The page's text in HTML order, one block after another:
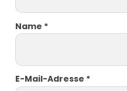
Name *
E-Mail-Adresse *